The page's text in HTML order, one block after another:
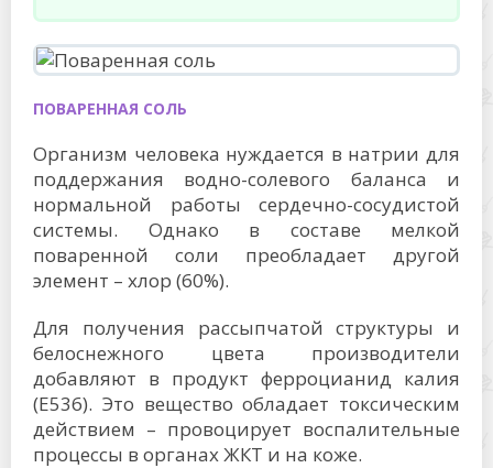
ПОВАРЕННАЯ СОЛЬ
Организм человека нуждается в натрии для
поддержания водно-солевого баланса и
нормальной работы сердечно-сосудистой
системы. Однако в составе мелкой
поваренной соли преобладает другой
элемент – хлор (60%).
Для получения рассыпчатой структуры и
белоснежного цвета производители
добавляют в продукт ферроцианид калия
(Е536). Это вещество обладает токсическим
действием – провоцирует воспалительные
процессы в органах ЖКТ и на коже.